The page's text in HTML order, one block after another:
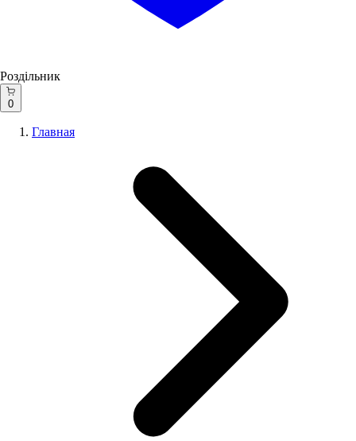
Роздільник
0
Главная